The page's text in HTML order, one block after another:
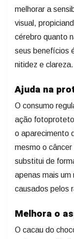
melhorar a
visual,
cérebro quanto
seus benefícios
nitidez e clareza.
Ajuda na
O consumo
ação
o aparecimento
mesmo o
substitui de
apenas mais um
causados pelos
Melhora o
O cacau do